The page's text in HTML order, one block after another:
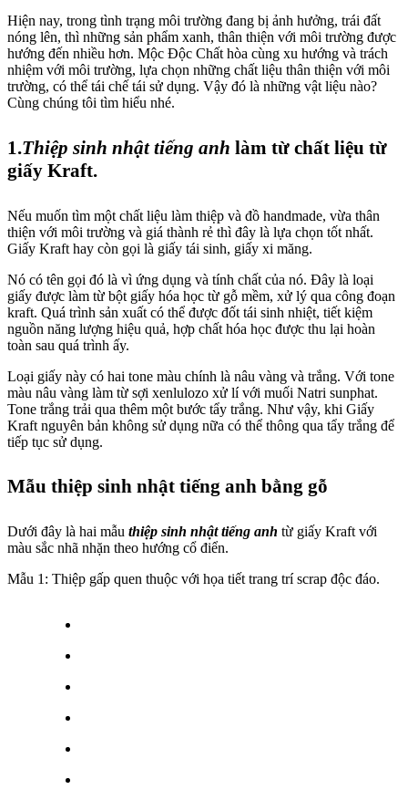
Hiện nay, trong tình trạng môi trường đang bị ảnh hưởng, trái đất
nóng lên, thì những sản phẩm xanh, thân thiện với môi trường được
hướng đến nhiều hơn. Mộc Độc Chất hòa cùng xu hướng và trách
nhiệm với môi trường, lựa chọn những chất liệu thân thiện với môi
trường, có thể tái chế tái sử dụng. Vậy đó là những vật liệu nào?
Cùng chúng tôi tìm hiểu nhé.
1.Thiệp sinh nhật tiếng anh làm từ chất liệu từ
giấy Kraft.
Nếu muốn tìm một chất liệu làm thiệp và đồ handmade, vừa thân
thiện với môi trường và giá thành rẻ thì đây là lựa chọn tốt nhất.
Giấy Kraft hay còn gọi là giấy tái sinh, giấy xi măng.
Nó có tên gọi đó là vì ứng dụng và tính chất của nó. Đây là loại
giấy được làm từ bột giấy hóa học từ gỗ mềm, xử lý qua công đoạn
kraft. Quá trình sản xuất có thể được đốt tái sinh nhiệt, tiết kiệm
nguồn năng lượng hiệu quả, hợp chất hóa học được thu lại hoàn
toàn sau quá trình ấy.
Loại giấy này có hai tone màu chính là nâu vàng và trắng. Với tone
màu nâu vàng làm từ sợi xenlulozo xử lí với muối Natri sunphat.
Tone trắng trải qua thêm một bước tẩy trắng. Như vậy, khi Giấy
Kraft nguyên bản không sử dụng nữa có thể thông qua tẩy trắng để
tiếp tục sử dụng.
Mẫu thiệp sinh nhật tiếng anh bằng gỗ
Dưới đây là hai mẫu thiệp sinh nhật tiếng anh từ giấy Kraft với
màu sắc nhã nhặn theo hướng cổ điển.
Mẫu 1: Thiệp gấp quen thuộc với họa tiết trang trí scrap độc đáo.